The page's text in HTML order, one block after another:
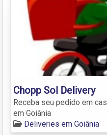
Chopp Sol Delivery
Receba seu pedido em
em Goiânia
Deliveries em Goiânia